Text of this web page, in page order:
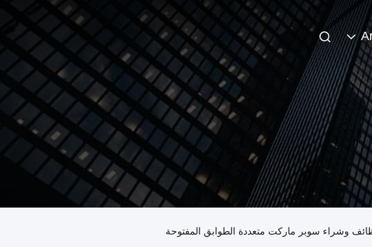
وشراء سوبر ماركت متعددة الطوابق المفتوحة